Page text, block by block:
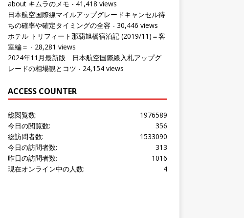
ホテル トリフィート那覇旭橋宿泊記 (2019/11)＝客
室編＝- 28,281 views
2024年11月最新版 日本航空国際線入札アップグ
レードの相場観とコツ- 24,154 views
ACCESS COUNTER
今日の閲覧数:
313
今日の訪問者数:
1016
昨日の訪問者数:
4
現在オンライン中の人数: